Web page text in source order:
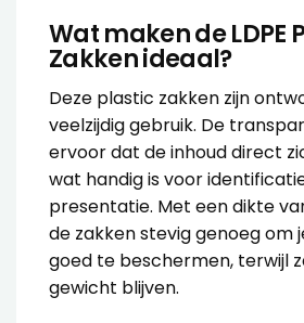
Wat maken de LDPE
Zakken ideaal?
Deze plastic zakken zijn
veelzijdig gebruik. De
ervoor dat de inhoud direct
wat handig is voor
presentatie. Met een dikte
de zakken stevig genoeg om
goed te beschermen, terwijl
gewicht blijven.